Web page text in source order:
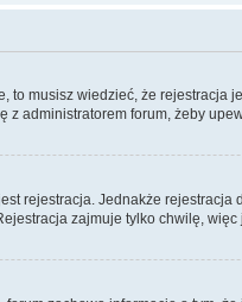
musisz wiedzieć, że
administratorem forum, żeby
rejestracja. Jednakże
zajmuje tylko chwilę, więc